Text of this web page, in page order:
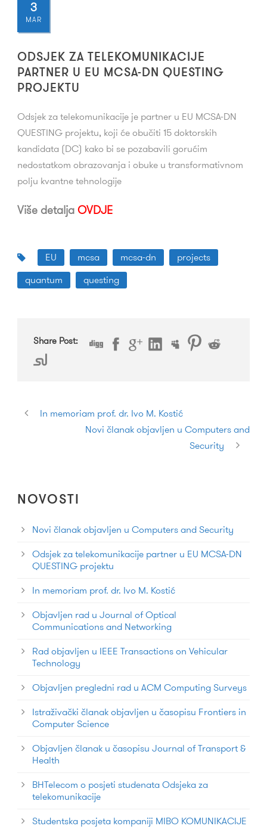
3
MAR
ODSJEK ZA TELEKOMUNIKACIJE
PARTNER U EU MCSA-DN QUESTING
PROJEKTU
Odsjek za telekomunikacije je partner u EU MCSA-DN
QUESTING projektu, koji će obučiti 15 doktorskih
kandidata (DC) kako bi se pozabavili gorućim
nedostatkom obrazovanja i obuke u transformativnom
polju kvantne tehnologije
Više detaljaOVDJE
EU mcsa mcsa-dn
projects
quantum
questing
Share Post:
In memoriam prof. dr. Ivo M. Kostić
Novi članak objavljen u Computers and
Security
NOVOSTI
Novi članak objavljen u Computers and Security
Odsjek za telekomunikacije partner u EU MCSA-DN
QUESTING projektu
In memoriam prof. dr. Ivo M. Kostić
Objavljen rad u Journal of Optical
Communications and Networking
Rad objavljen u IEEE Transactions on Vehicular
Technology
Objavljen pregledni rad u ACM Computing Surveys
Istraživački članak objavljen u časopisu Frontiers in
Computer Science
Objavljen članak u časopisu Journal of Transport &
Health
BHTelecom o posjeti studenata Odsjeka za
telekomunikacije
Studentska posjeta kompaniji MIBO KOMUNIKACIJE